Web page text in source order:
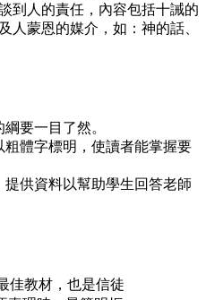
到人的責任，內容包括十誡的
人蒙恩的媒介，如：神的話、
要一目了然。
粗體字標明，使讀者能掌握要
供資料以幫助學生回答老師
佳教材，也是信徒